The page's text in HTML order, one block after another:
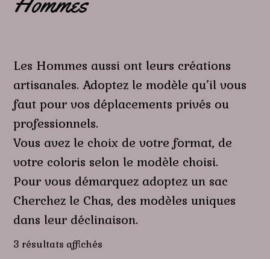
Les Hommes aussi ont leurs créations
artisanales. Adoptez le modèle qu’il vous
faut pour vos déplacements privés ou
professionnels.
Vous avez le choix de votre format, de
votre coloris selon le modèle choisi.
Pour vous démarquez adoptez un sac
Cherchez le Chas, des modèles uniques
dans leur déclinaison.
3 résultats affichés